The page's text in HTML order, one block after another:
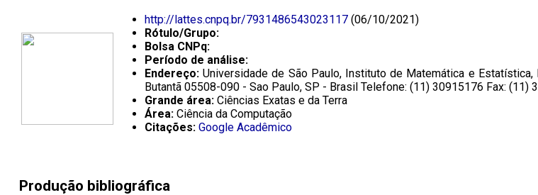
http://lattes.cnpq.br/7931486543023117(06/10/2021)
Rótulo/Grupo:
Bolsa CNPq:
Período de análise:
Endereço:Universidade de São Paulo, Instituto de Matemática e Estatística,
Butantã 05508-090 - Sao Paulo, SP - Brasil Telefone: (11) 30915176 Fax:
Grande área:Ciências Exatas e da Terra
Área:Ciência da Computação
Citações: Google Acadêmico
Produção bibliográfica